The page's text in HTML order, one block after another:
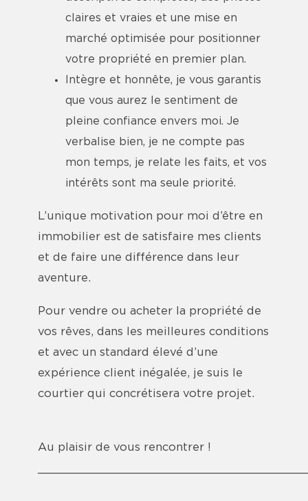
claires et vraies et une mise en
marché optimisée pour positionner
votre propriété en premier plan.
Intègre et honnête, je vous garantis
que vous aurez le sentiment de
pleine confiance envers moi. Je
verbalise bien, je ne compte pas
mon temps, je relate les faits, et vos
intérêts sont ma seule priorité.
L’unique motivation pour moi d’être en
immobilier est de satisfaire mes clients
et de faire une différence dans leur
aventure.
Pour vendre ou acheter la propriété de
vos rêves, dans les meilleures conditions
et avec un standard élevé d’une
expérience client inégalée, je suis le
courtier qui concrétisera votre projet.
Au plaisir de vous rencontrer !